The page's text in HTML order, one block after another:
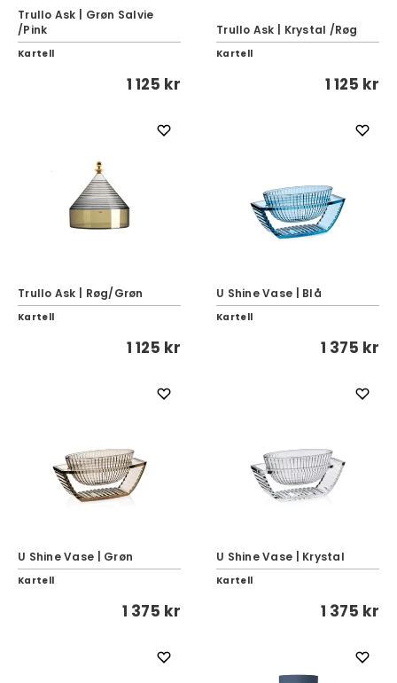
Trullo Ask | Grøn Salvie
/Pink
Kartell
1 125 kr
Trullo Ask | Krystal /Røg
Kartell
1 125 kr
Trullo Ask | Røg/Grøn
Kartell
1 125 kr
U Shine Vase | Blå
Kartell
1 375 kr
U Shine Vase | Grøn
Kartell
1 375 kr
U Shine Vase | Krystal
Kartell
1 375 kr